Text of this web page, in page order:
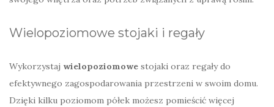
Wielopoziomowe stojaki i regały
Wykorzystaj wielopoziomowe stojaki oraz regały do
efektywnego zagospodarowania przestrzeni w swoim domu.
Dzięki kilku poziomom półek możesz pomieścić więcej